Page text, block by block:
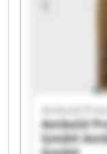
Ambold
Ambold
GmbH